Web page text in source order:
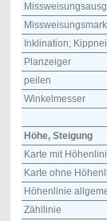
Inklination;
Planzeiger
peilen
Winkelmesser
Höhe, Steigung
Karte mit
Karte ohne
Höhenlinie
Zähllinie